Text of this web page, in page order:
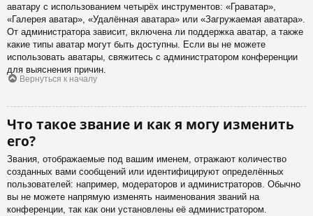
аватару с использованием четырёх инструментов: «Граватар»,
«Галерея аватар», «Удалённая аватара» или «Загружаемая аватара».
От администратора зависит, включена ли поддержка аватар, а также
какие типы аватар могут быть доступны. Если вы не можете
использовать аватары, свяжитесь с администратором конференции
для выяснения причин.
Вернуться к началу
Что такое звание и как я могу изменить
его?
Звания, отображаемые под вашим именем, отражают количество
созданных вами сообщений или идентифицируют определённых
пользователей: например, модераторов и администраторов. Обычно
вы не можете напрямую изменять наименования званий на
конференции, так как они установлены её администратором.